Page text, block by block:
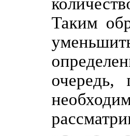
Таким
очередь,